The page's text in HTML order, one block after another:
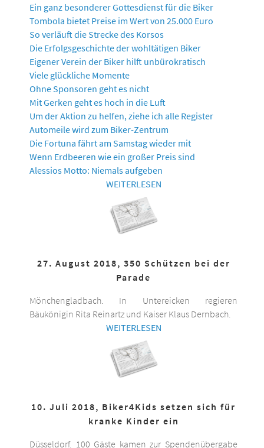
Ein ganz besonderer Gottesdienst für die Biker
Tombola bietet Preise im Wert von 25.000 Euro
So verläuft die Strecke des Korsos
Die Erfolgsgeschichte der wohltätigen Biker
Eigener Verein der Biker hilft unbürokratisch
Viele glückliche Momente
Ohne Sponsoren geht es nicht
Mit Gerken geht es hoch in die Luft
Um der Aktion zu helfen, ziehe ich alle Register
Automeile wird zum Biker-Zentrum
Die Fortuna fährt am Samstag wieder mit
Wenn Erdbeeren wie ein großer Preis sind
Alessios Motto: Niemals aufgeben
WEITERLESEN
27. August 2018, 350 Schützen bei der
Parade
Mönchengladbach. In Untereicken regieren
Bäukönigin Rita Reinartz und Kaiser Klaus Dernbach.
WEITERLESEN
10. Juli 2018, Biker4Kids setzen sich für
kranke Kinder ein
Düsseldorf. 100 Gäste kamen zur Spendenübergabe